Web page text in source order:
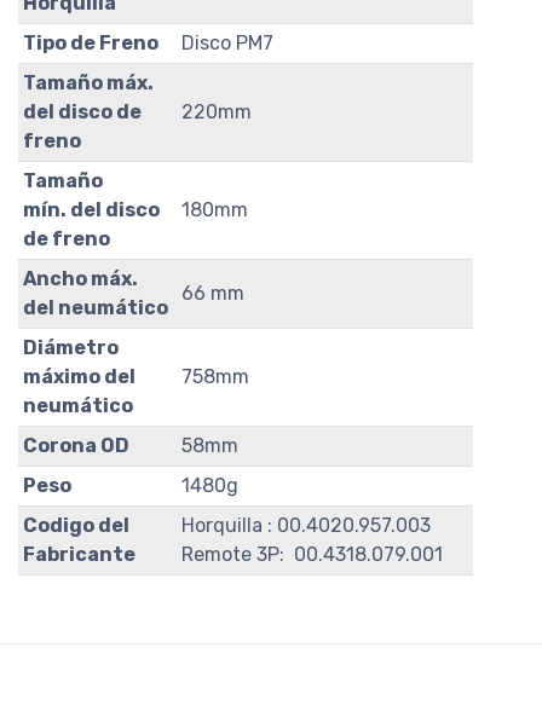
Tipo de Freno
Disco PM7
Tamaño máx.
del disco de
freno
220mm
Tamaño
mín. del disco
de freno
180mm
Ancho máx.
del neumático
66 mm
Diámetro
máximo del
neumático
758mm
Corona OD
58mm
Peso
1480g
Codigo del
Fabricante
Horquilla : 00.4020.957.003
Remote 3P: 00.4318.079.001